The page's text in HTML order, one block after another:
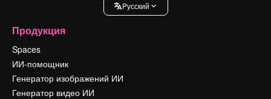
Pусский
Продукция
Spaces
ИИ-помощник
Генератор изображений ИИ
Генератор видео ИИ